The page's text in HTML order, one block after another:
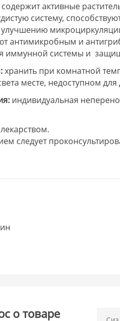
содержит активные
систему,
улучшению
антимикробным и
иммунной системы и
хранить при комнатной
месте, недоступном
индивидуальная
следует
о товаре